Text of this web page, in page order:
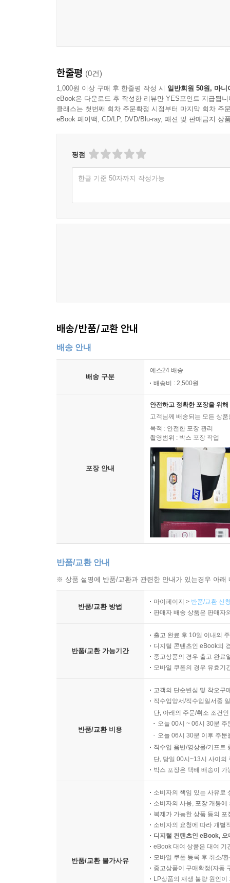
한줄평 (0건)
1,000원 이상 구매 후 한줄평 작성 시 일반회원 50원, 마니
eBook은 다운로드 후 작성한 리뷰만 YES포인트 지급됩니
클래스는 첫번째 회차 주문확정 시점부터 마지막 회차 주
eBook 페이백, CD/LP, DVD/Blu-ray, 패션 및 판매금지 상
평점
한글 기준 50자까지 작성가능
배송/반품/교환 안내
배송 안내
배송 구분
예스24 배송
배송비 : 2,500원
포장 안내
안전하고 정확한 포장을 위
고객님께 배송되는 모든 상
목적 : 안전한 포장 관리
촬영범위 : 박스 포장 작업
반품/교환 안내
※ 상품 설명에 반품/교환과 관련한 안내가 있는경우 아
반품/교환 방법
마이페이지 > 반품/교환 신
판매자 배송 상품은 판매자
반품/교환 가능기간
출고 완료 후 10일 이내의
디지털 콘텐츠인 eBook의
중고상품의 경우 출고 완료
모바일 쿠폰의 경우 유효기
반품/교환 비용
고객의 단순변심 및 착오구
직수입양서/직수입일서중
단, 아래의 주문/취소 조건
오늘 00시 ~ 06시 30분
오늘 06시 30분 이후 주
직수입 음반/영상물/기프트
단, 당일 00시~13시 사이의
박스 포장은 택배 배송이
반품/교환 불가사유
소비자의 책임 있는 사유로
소비자의 사용, 포장 개봉
복제가 가능한 상품 등의
소비자의 요청에 따라 개별
디지털 컨텐츠인 eBook,
eBook 대여 상품은 대여 기
모바일 쿠폰 등록 후 취소/
중고상품이 구매확정(자동
LP상품의 재생 불량 원인